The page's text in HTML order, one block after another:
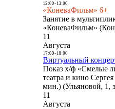
12:00- 13:00
«КоневаФильм» 6+
Занятие в
«КоневаФильм»
11
Августа
17:00- 18:00
Виртуальный
Показ х/ф «Смелые
театра и кино
мин.) (Ульяновой, 1,
11
Августа